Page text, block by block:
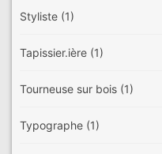
Styliste (1)
Tapissier.ière (1)
Tourneuse sur bois (1)
Typographe (1)